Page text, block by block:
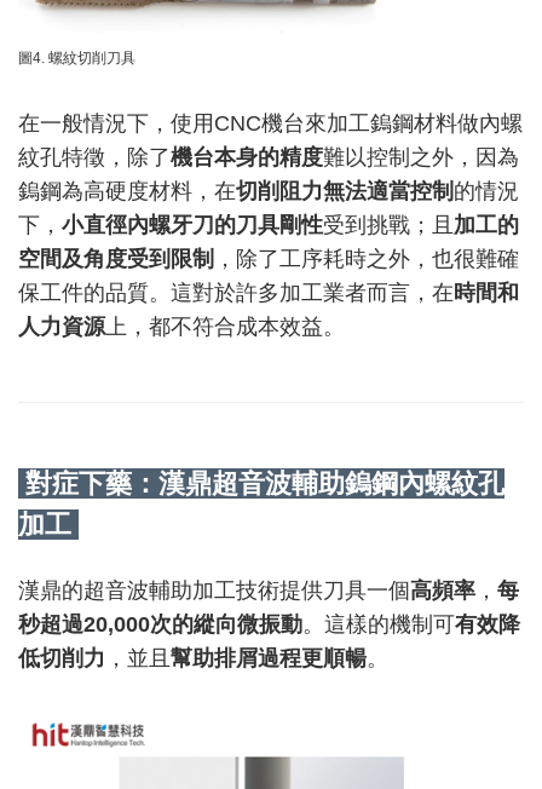
圖4. 螺紋切削刀具
在一般情況下，使用 CNC機台來加工鎢鋼材料做內螺
紋孔特徵，除了機台本身的精度難以控制之外，因為
鎢鋼為高硬度材料，在切削阻力無法適當控制 的情況
下， 小直徑內螺牙刀的刀具剛性受到挑戰；且 加工的
空間及角度受到限制 ，除了工序耗時之外，也很難確
保工件的品質。這對於許多加工業者而言，在時間和
人力資源上，都不符合成本效益。
對症下藥：漢鼎超音波輔助鎢鋼內螺紋孔
加工
漢鼎的超音波輔助加工技術提供刀具一個高頻率 ， 每
秒超過20,000次的縱向微振動。這樣的機制可有效降
低切削力 ，並且 幫助排屑過程更順暢。